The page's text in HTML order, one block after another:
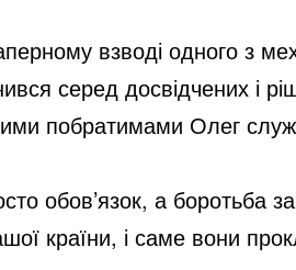
взводі одного з
серед досвідчених і
побратимами Олег
обов’язок, а боротьба
країни, і саме вони